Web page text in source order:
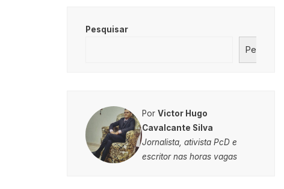
Pesquisar
PorVictor Hugo
Cavalcante Silva
Jornalista, ativista PcD e
escritor nas horas vagas